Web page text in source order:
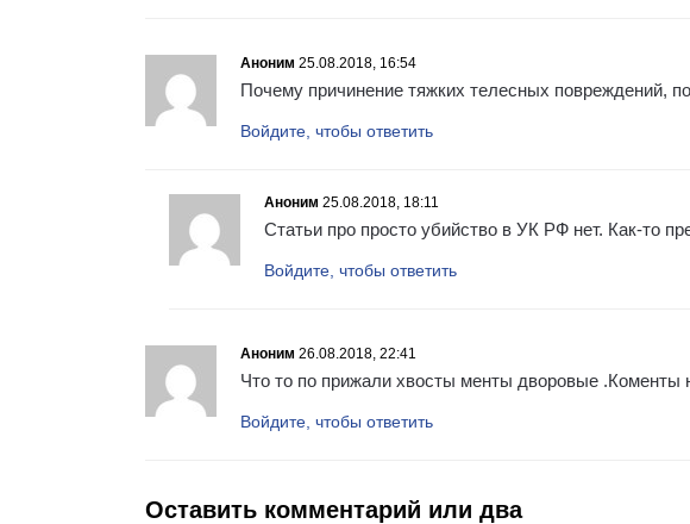
Аноним 25.08.2018, 16:54
Почему причинение тяжких телесных повреждений,
Войдите, чтобы ответить
Аноним 25.08.2018, 18:11
Статьи про просто убийство в УК РФ нет. Как-то
Войдите, чтобы ответить
Аноним 26.08.2018, 22:41
Что то по прижали хвосты менты дворовые .Коменты
Войдите, чтобы ответить
Оставить комментарий или два